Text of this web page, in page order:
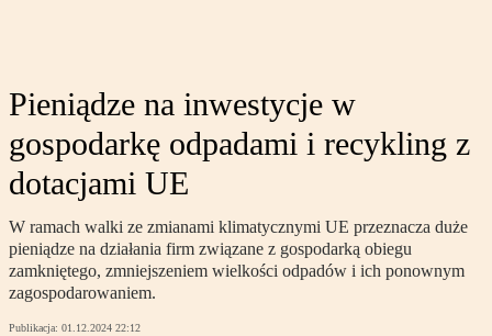
Pieniądze na inwestycje w
gospodarkę odpadami i recykling z
dotacjami UE
W ramach walki ze zmianami klimatycznymi UE przeznacza duże
pieniądze na działania firm związane z gospodarką obiegu
zamkniętego, zmniejszeniem wielkości odpadów i ich ponownym
zagospodarowaniem.
Publikacja: 01.12.2024 22:12